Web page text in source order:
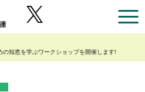
知恵を学ぶワークショップを開催します!